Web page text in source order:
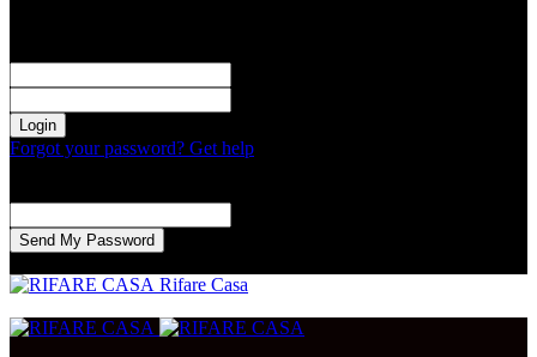
Forgot your password? Get help
Rifare Casa